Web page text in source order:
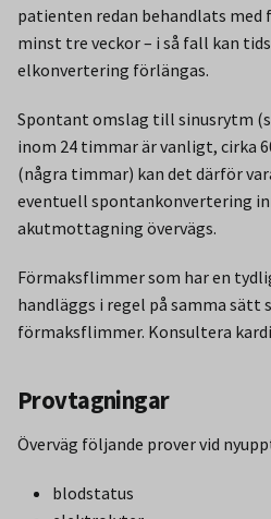
patienten redan behandlats
minst tre veckor – i så fall kan
elkonvertering förlängas.
Spontant omslag till sinusrytm
inom 24 timmar är vanligt, cirka
(några timmar) kan det därför
eventuell spontankonvertering
akutmottagning övervägs.
Förmaksflimmer som har en
handläggs i regel på samma sätt
förmaksflimmer. Konsultera
Provtagningar
Överväg följande prover vid
blodstatus